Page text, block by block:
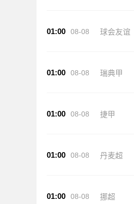
01:00 08-08 球会友谊
01:00 08-08 瑞典甲
01:00 08-08 捷甲
01:00 08-08 丹麦超
01:00 08-08 挪超